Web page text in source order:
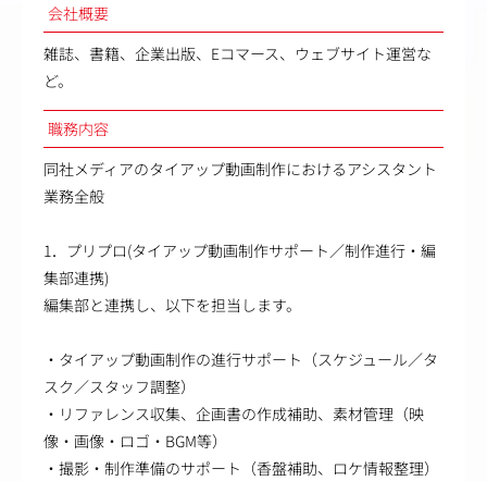
会社概要
雑誌、書籍、企業出版、Eコマース、ウェブサイト運営な
ど。
職務内容
同社メディアのタイアップ動画制作におけるアシスタント
業務全般
1．プリプロ(タイアップ動画制作サポート／制作進行・編
集部連携)
編集部と連携し、以下を担当します。
・タイアップ動画制作の進行サポート（スケジュール／タ
スク／スタッフ調整）
・リファレンス収集、企画書の作成補助、素材管理（映
像・画像・ロゴ・BGM等）
・撮影・制作準備のサポート（香盤補助、ロケ情報整理）